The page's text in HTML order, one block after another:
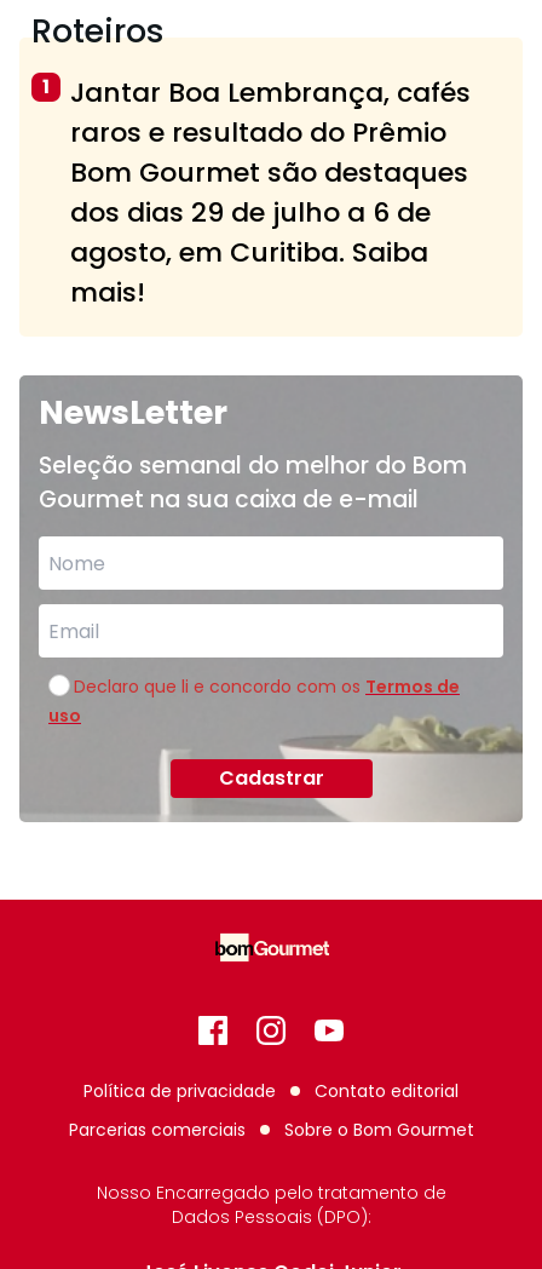
Roteiros
1
Jantar Boa Lembrança, cafés
raros e resultado do Prêmio
Bom Gourmet são destaques
dos dias 29 de julho a 6 de
agosto, em Curitiba. Saiba
mais!
NewsLetter
Seleção semanal do melhor do Bom
Gourmet na sua caixa de e-mail
Declaro que li e concordo com os Termos de
uso
Cadastrar
FacebookInstagram
GitHub
Política de privacidade
Contato editorial
Parcerias comerciais
Sobre o Bom Gourmet
Nosso Encarregado pelo tratamento de
Dados Pessoais (DPO):